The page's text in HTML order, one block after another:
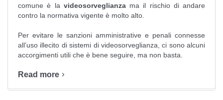
comune è la videosorveglianzama il rischio di andare
contro la normativa vigente è molto alto.
Per evitare le sanzioni amministrative e penali connesse
all’uso illecito di sistemi di videosorveglianza, ci sono alcuni
accorgimenti utili che è bene seguire, ma non basta.
Read more